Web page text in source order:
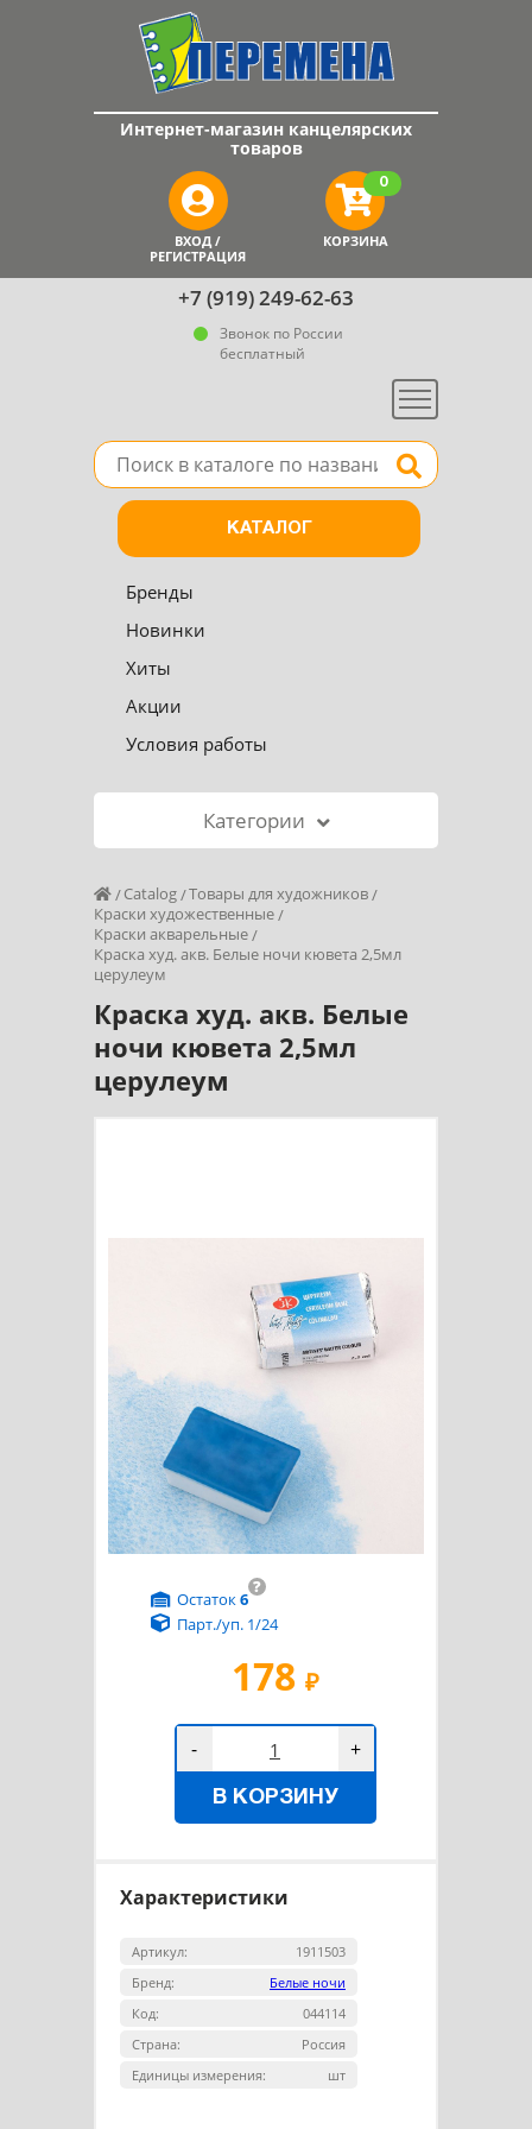
+7 (919) 249-62-63
Звонок по России
бесплатный
Меню
Интернет-магазин канцелярских
товаров
ВХОД /
РЕГИСТРАЦИЯ
КОРЗИНА
0
Поле для поиска товара в каталоге Найти
КАТАЛОГ
Бренды
Новинки
Хиты
Акции
Условия работы
Категории
Catalog Товары для художников
Краски художественные
Краски акварельные
Краска худ. акв. Белые ночи кювета 2,5мл
церулеум
Краска худ. акв. Белые
ночи кювета 2,5мл
церулеум
178 ₽
?
Остаток6
Парт./уп. 1/24
- +
В КОРЗИНУ
Характеристики
Артикул:
1911503
Бренд:
Белые ночи
Код:
044114
Страна:
Россия
Единицы измерения:
шт